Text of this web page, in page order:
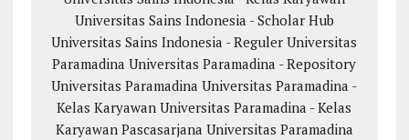
Universitas Sains Indonesia - Scholar Hub
Universitas Sains Indonesia - Reguler Universitas
Paramadina Universitas Paramadina - Repository
Universitas Paramadina Universitas Paramadina -
Kelas Karyawan Universitas Paramadina - Kelas
Karyawan Pascasarjana Universitas Paramadina